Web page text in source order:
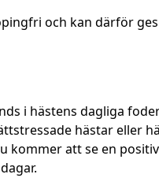
och kan därför
i hästens dagliga
hästar eller
kommer att se en